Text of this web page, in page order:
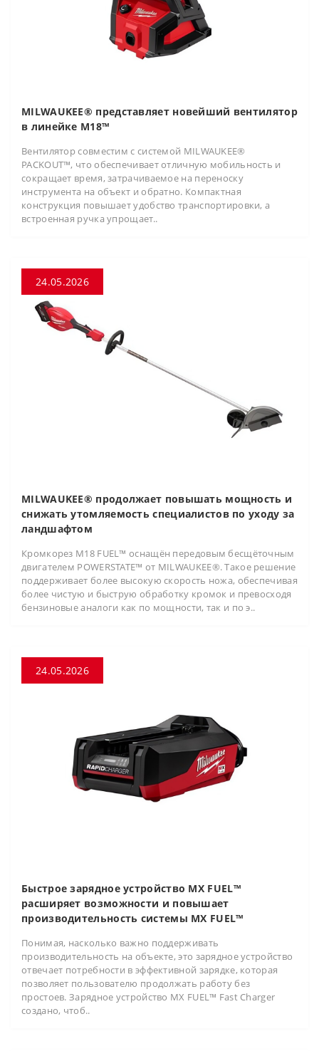
MILWAUKEE® представляет новейший вентилятор
в линейке M18™
Вентилятор совместим с системой MILWAUKEE®
PACKOUT™, что обеспечивает отличную мобильность и
сокращает время, затрачиваемое на переноску
инструмента на объект и обратно. Компактная
конструкция повышает удобство транспортировки, а
встроенная ручка упрощает..
24.05.2026
MILWAUKEE® продолжает повышать мощность и
снижать утомляемость специалистов по уходу за
ландшафтом
Кромкорез M18 FUEL™ оснащён передовым бесщёточным
двигателем POWERSTATE™ от MILWAUKEE®. Такое решение
поддерживает более высокую скорость ножа, обеспечивая
более чистую и быструю обработку кромок и превосходя
бензиновые аналоги как по мощности, так и по э..
24.05.2026
Быстрое зарядное устройство MX FUEL™
расширяет возможности и повышает
производительность системы MX FUEL™
Понимая, насколько важно поддерживать
производительность на объекте, это зарядное устройство
отвечает потребности в эффективной зарядке, которая
позволяет пользователю продолжать работу без
простоев. Зарядное устройство MX FUEL™ Fast Charger
создано, чтоб..